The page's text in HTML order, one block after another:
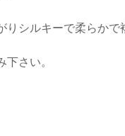
シルキーで柔らかで
さい。